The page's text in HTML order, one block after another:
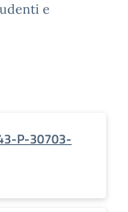
e
P-30703-